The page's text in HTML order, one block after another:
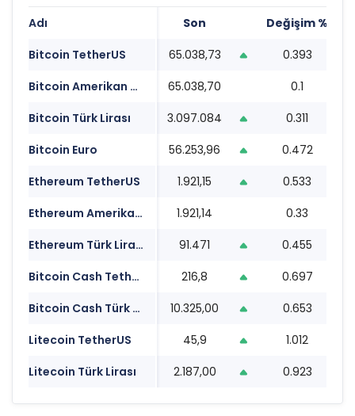
Adı Son Değişim %
Bitcoin TetherUS
65.038,73 0.393
Bitcoin Amerikan Doları
65.038,70 0.1
Bitcoin Türk Lirası
3.097.084 0.311
Bitcoin Euro
56.253,96 0.472
Ethereum TetherUS
1.921,15 0.533
Ethereum Amerikan Doları
1.921,14 0.33
Ethereum Türk Lirası
91.471 0.455
Bitcoin Cash TetherUS
216,8 0.697
Bitcoin Cash Türk Lirası
10.325,00 0.653
Litecoin TetherUS
45,9 1.012
Litecoin Türk Lirası
2.187,00 0.923